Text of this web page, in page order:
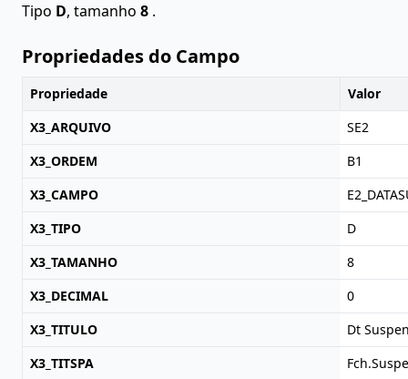
Tipo D, tamanho 8 .
Propriedades do Campo
Propriedade
Valor
X3_ARQUIVO
SE2
X3_ORDEM
B1
X3_CAMPO
X3_TIPO
D
X3_TAMANHO
8
X3_DECIMAL
0
X3_TITULO
Dt
X3_TITSPA